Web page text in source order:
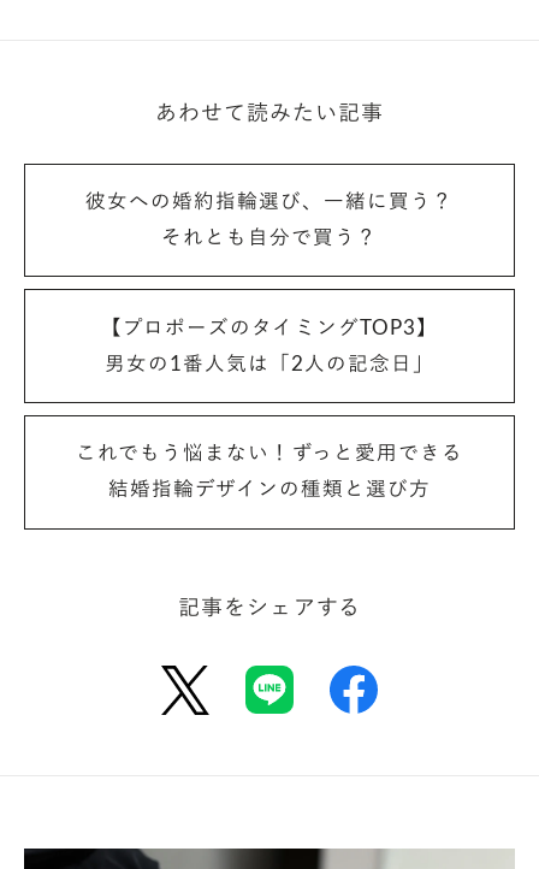
❺ すべての具材をすし飯の中央にのせ、すし飯の端
きすごと輪ゴムで止めてしばらくおき、形を安定させ
巻くと巻きやすいです。
あわせて読みたい記事
彼女への婚約指輪選び、一緒に買う？
それとも自分で買う？
【プロポーズのタイミングTOP3】
男女の1番人気は「2人の記念日」
これでもう悩まない！ずっと愛用できる
結婚指輪デザインの種類と選び方
記事をシェアする